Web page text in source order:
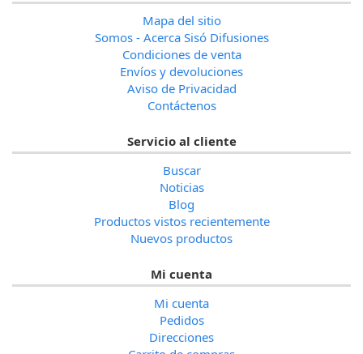
Mapa del sitio
Somos - Acerca Sisó Difusiones
Condiciones de venta
Envíos y devoluciones
Aviso de Privacidad
Contáctenos
Servicio al cliente
Buscar
Noticias
Blog
Productos vistos recientemente
Nuevos productos
Mi cuenta
Mi cuenta
Pedidos
Direcciones